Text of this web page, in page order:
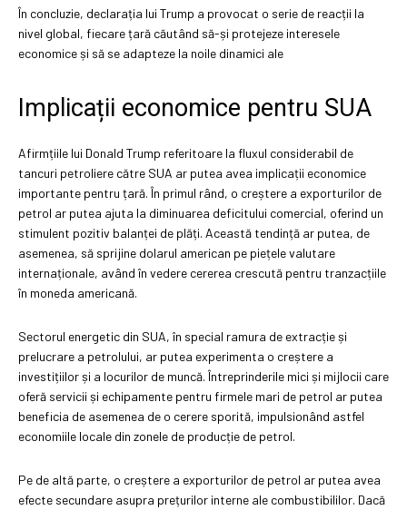
În concluzie, declarația lui Trump a provocat o serie de reacții la
nivel global, fiecare țară căutând să-și protejeze interesele
economice și să se adapteze la noile dinamici ale
Implicații economice pentru SUA
Afirmțiile lui Donald Trump referitoare la fluxul considerabil de
tancuri petroliere către SUA ar putea avea implicații economice
importante pentru țară. În primul rând, o creștere a exporturilor de
petrol ar putea ajuta la diminuarea deficitului comercial, oferind un
stimulent pozitiv balanței de plăți. Această tendință ar putea, de
asemenea, să sprijine dolarul american pe piețele valutare
internaționale, având în vedere cererea crescută pentru tranzacțiile
în moneda americană.
Sectorul energetic din SUA, în special ramura de extracție și
prelucrare a petrolului, ar putea experimenta o creștere a
investițiilor și a locurilor de muncă. Întreprinderile mici și mijlocii care
oferă servicii și echipamente pentru firmele mari de petrol ar putea
beneficia de asemenea de o cerere sporită, impulsionând astfel
economiile locale din zonele de producție de petrol.
Pe de altă parte, o creștere a exporturilor de petrol ar putea avea
efecte secundare asupra prețurilor interne ale combustibililor. Dacă